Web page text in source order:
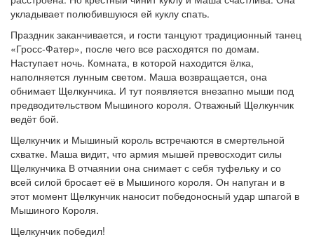
укладывает полюбившуюся ей куклу спать.
Праздник заканчивается, и гости танцуют традиционный танец
«Гросс-Фатер», после чего все расходятся по домам.
Наступает ночь. Комната, в которой находится ёлка,
наполняется лунным светом. Маша возвращается, она
обнимает Щелкунчика. И тут появляется внезапно мыши под
предводительством Мышиного короля. Отважный Щелкунчик
ведёт бой.
Щелкунчик и Мышиный король встречаются в смертельной
схватке. Маша видит, что армия мышей превосходит силы
Щелкунчика В отчаянии она снимает с себя туфельку и со
всей силой бросает её в Мышиного короля. Он напуган и в
этот момент Щелкунчик наносит победоносный удар шпагой в
Мышиного Короля.
Щелкунчик победил!